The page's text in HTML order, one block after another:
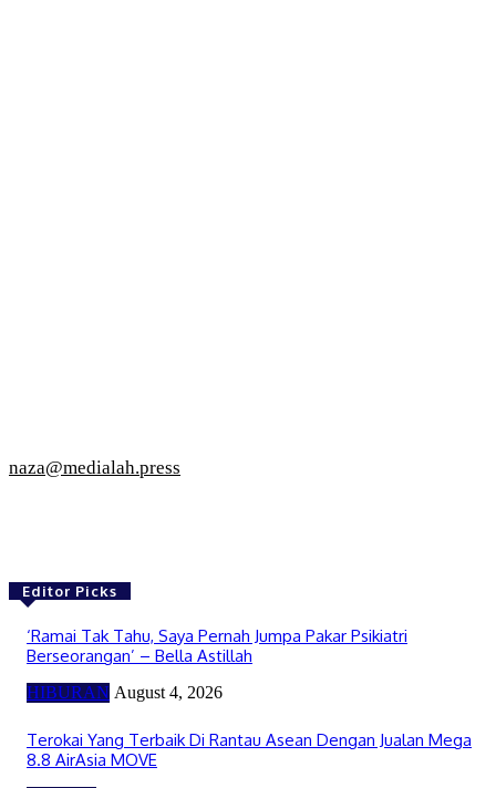
naza@medialah.press
Editor Picks
‘Ramai Tak Tahu, Saya Pernah Jumpa Pakar Psikiatri
Berseorangan’ – Bella Astillah
HIBURAN August 4, 2026
Terokai Yang Terbaik Di Rantau Asean Dengan Jualan Mega
8.8 AirAsia MOVE